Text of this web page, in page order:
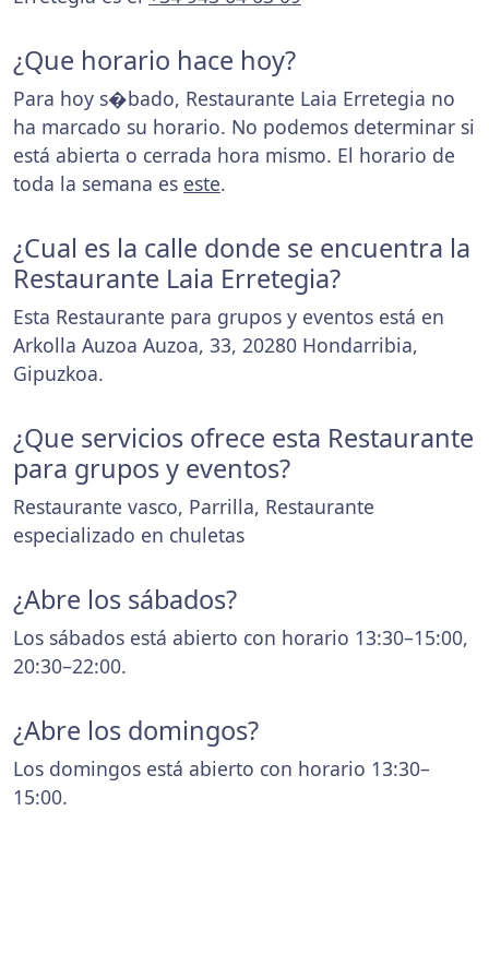
¿Que horario hace hoy?
Para hoy s�bado, Restaurante Laia Erretegia no
ha marcado su horario. No podemos determinar si
está abierta o cerrada hora mismo. El horario de
toda la semana es este.
¿Cual es la calle donde se encuentra la
Restaurante Laia Erretegia?
Esta Restaurante para grupos y eventos está en
Arkolla Auzoa Auzoa, 33, 20280 Hondarribia,
Gipuzkoa.
¿Que servicios ofrece esta Restaurante
para grupos y eventos?
Restaurante vasco, Parrilla, Restaurante
especializado en chuletas
¿Abre los sábados?
Los sábados está abierto con horario 13:30–15:00,
20:30–22:00.
¿Abre los domingos?
Los domingos está abierto con horario 13:30–
15:00.